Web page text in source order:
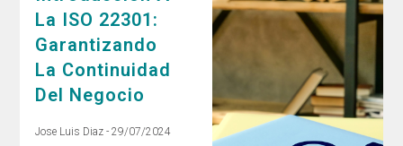
La ISO 22301:
Garantizando
La Continuidad
Del Negocio
Jose Luis Diaz 29/07/2024